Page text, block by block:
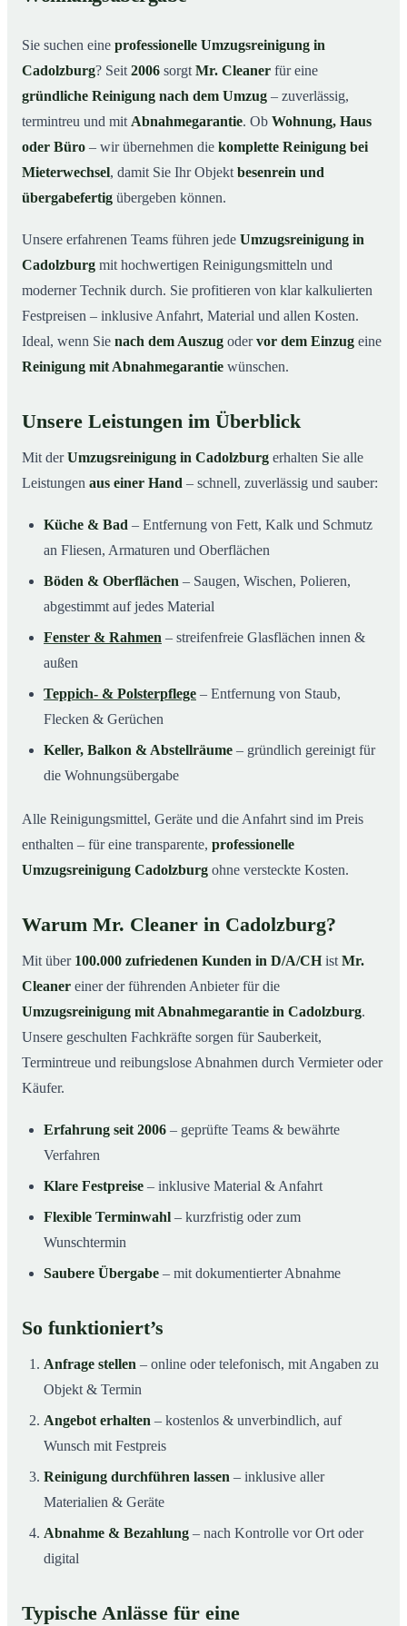
04So funktioniert’s
Typische Anlässe für eine Umzugsreinigung
07 Jetzt Angebot anfordern
08So läuft eine Umzugsreinigung in Cadolzburg
Sie suchen eine professionelle Umzugsreinigung in
Cadolzburg? Seit 2006 sorgt Mr. Cleaner für eine
gründliche Reinigung nach dem Umzug – zuverlässig,
termintreu und mit Abnahmegarantie. Ob Wohnung, Haus
oder Büro – wir übernehmen die komplette Reinigung bei
Mieterwechsel, damit Sie Ihr Objekt besenrein und
übergabefertig übergeben können.
Unsere erfahrenen Teams führen jede Umzugsreinigung in
Cadolzburg mit hochwertigen Reinigungsmitteln und
moderner Technik durch. Sie profitieren von klar kalkulierten
Festpreisen – inklusive Anfahrt, Material und allen Kosten.
Ideal, wenn Sie nach dem Auszug odervor dem Einzug eine
Reinigung mit Abnahmegarantie wünschen.
Unsere Leistungen im Überblick
Mit derUmzugsreinigung in Cadolzburg erhalten Sie alle
Leistungen aus einer Hand – schnell, zuverlässig und sauber:
Küche & Bad – Entfernung von Fett, Kalk und Schmutz
an Fliesen, Armaturen und Oberflächen
Böden & Oberflächen – Saugen, Wischen, Polieren,
abgestimmt auf jedes Material
Fenster & Rahmen – streifenfreie Glasflächen innen &
außen
Teppich- & Polsterpflege – Entfernung von Staub,
Flecken & Gerüchen
Keller, Balkon & Abstellräume – gründlich gereinigt für
die Wohnungsübergabe
Alle Reinigungsmittel, Geräte und die Anfahrt sind im Preis
enthalten – für eine transparente, professionelle
Umzugsreinigung Cadolzburg ohne versteckte Kosten.
Warum Mr. Cleaner in Cadolzburg?
Mit über 100.000 zufriedenen Kunden in D/A/CHist Mr.
Cleaner einer der führenden Anbieter für die
Umzugsreinigung mit Abnahmegarantie in Cadolzburg.
Unsere geschulten Fachkräfte sorgen für Sauberkeit,
Termintreue und reibungslose Abnahmen durch Vermieter oder
Käufer.
Erfahrung seit 2006 – geprüfte Teams & bewährte
Verfahren
Klare Festpreise – inklusive Material & Anfahrt
Flexible Terminwahl – kurzfristig oder zum
Wunschtermin
Saubere Übergabe – mit dokumentierter Abnahme
So funktioniert’s
Anfrage stellen – online oder telefonisch, mit Angaben zu
Objekt & Termin
Angebot erhalten – kostenlos & unverbindlich, auf
Wunsch mit Festpreis
Reinigung durchführen lassen – inklusive aller
Materialien & Geräte
Abnahme & Bezahlung – nach Kontrolle vor Ort oder
digital
Typische Anlässe für eine